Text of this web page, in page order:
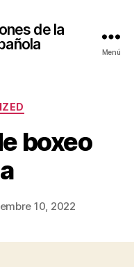
de la
Menú
boxeo
10, 2022